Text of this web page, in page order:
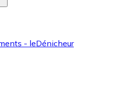
- leDénicheur